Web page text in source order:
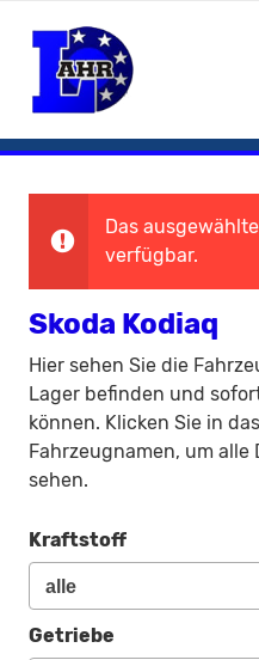
Das
verfügbar.
Skoda Kodiaq
Hier sehen Sie die
Lager befinden und
können. Klicken Sie in
Fahrzeugnamen, um alle
sehen.
Kraftstoff
Getriebe